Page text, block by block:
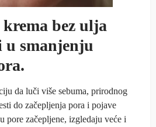
bez ulja
u smanjenju
da luči više sebuma, prirodnog
do začepljenja pora i pojave
pore začepljene, izgledaju veće i